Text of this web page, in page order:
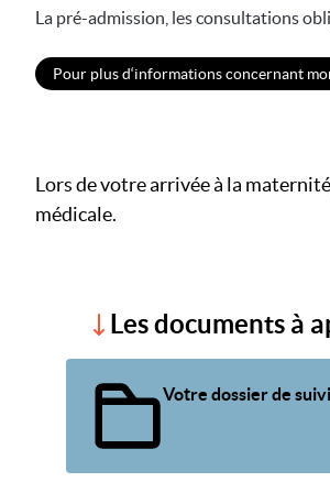
La pré-admission, les consultations
Pour plus d‘informations concernant
Lors de votre arrivée à la
médicale.
Les documents à
Votre dossier de